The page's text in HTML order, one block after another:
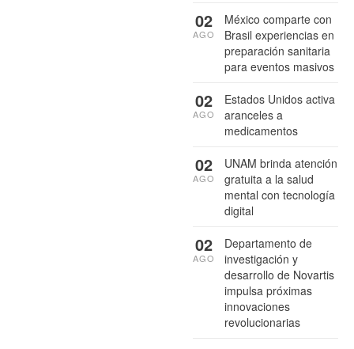
México comparte con
Brasil experiencias en
preparación sanitaria
para eventos masivos
02
AGO
Estados Unidos activa
aranceles a
medicamentos
02
AGO
UNAM brinda atención
gratuita a la salud
mental con tecnología
digital
02
AGO
Departamento de
investigación y
desarrollo de Novartis
impulsa próximas
innovaciones
revolucionarias
02
AGO